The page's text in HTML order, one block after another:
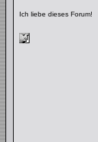
Ich liebe dieses Forum!